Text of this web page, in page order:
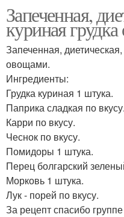
Запеченная,
куриная
Запеченная,
овощами.
Ингредиенты:
Грудка куриная 1 штука.
Паприка сладкая по вкусу.
Карри по вкусу.
Чеснок по вкусу.
Помидоры 1 штука.
Перец болгарский
Морковь 1 штука.
Лук - порей по вкусу.
За рецепт спасибо